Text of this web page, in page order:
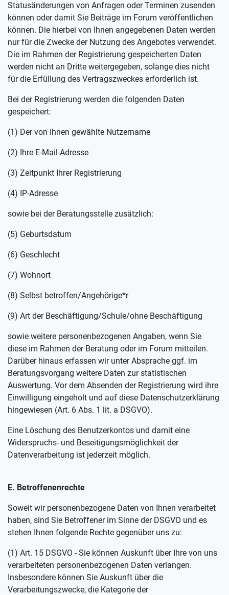
Statusänderungen von Anfragen oder Terminen zusenden
können oder damit Sie Beiträge im Forum veröffentlichen
können. Die hierbei von Ihnen angegebenen Daten werden
nur für die Zwecke der Nutzung des Angebotes verwendet.
Die im Rahmen der Registrierung gespeicherten Daten
werden nicht an Dritte weitergegeben, solange dies nicht
für die Erfüllung des Vertragszweckes erforderlich ist.
Bei der Registrierung werden die folgenden Daten
gespeichert:
(1) Der von Ihnen gewählte Nutzername
(2) Ihre E-Mail-Adresse
(3) Zeitpunkt Ihrer Registrierung
(4) IP-Adresse
sowie bei der Beratungsstelle zusätzlich:
(5) Geburtsdatum
(6) Geschlecht
(7) Wohnort
(8) Selbst betroffen/Angehörige*r
(9) Art der Beschäftigung/Schule/ohne Beschäftigung
sowie weitere personenbezogenen Angaben, wenn Sie
diese im Rahmen der Beratung oder im Forum mitteilen.
Darüber hinaus erfassen wir unter Absprache ggf. im
Beratungsvorgang weitere Daten zur statistischen
Auswertung. Vor dem Absenden der Registrierung wird ihre
Einwilligung eingeholt und auf diese Datenschutzerklärung
hingewiesen (Art. 6 Abs. 1 lit. a DSGVO).
Eine Löschung des Benutzerkontos und damit eine
Widerspruchs- und Beseitigungsmöglichkeit der
Datenverarbeitung ist jederzeit möglich.
E. Betroffenenrechte
Soweit wir personenbezogene Daten von Ihnen verarbeitet
haben, sind Sie Betroffener im Sinne der DSGVO und es
stehen Ihnen folgende Rechte gegenüber uns zu:
(1) Art. 15 DSGVO - Sie können Auskunft über Ihre von uns
verarbeiteten personenbezogenen Daten verlangen.
Insbesondere können Sie Auskunft über die
Verarbeitungszwecke, die Kategorie der